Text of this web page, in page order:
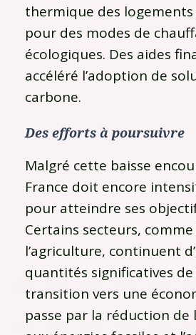
thermique des
pour des modes de
écologiques. Des aides
accéléré l’adoption de
carbone.
Des efforts à poursuivre
Malgré cette baisse
France doit encore
pour atteindre ses
Certains secteurs,
l’agriculture, continuent
quantités significatives de
transition vers une
passe par la réduction de